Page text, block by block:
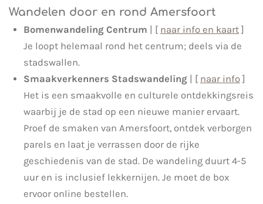
Wandelen door en rond Amersfoort
Bomenwandeling Centrum | [ naar info en kaart]
Je loopt helemaal rond het centrum; deels via de
stadswallen.
Smaakverkenners Stadswandeling | [ naar info]
Het is een smaakvolle en culturele ontdekkingsreis
waarbij je de stad op een nieuwe manier ervaart.
Proef de smaken van Amersfoort, ontdek verborgen
parels en laat je verrassen door de rijke
geschiedenis van de stad. De wandeling duurt 4-5
uur en is inclusief lekkernijen. Je moet de box
ervoor online bestellen.